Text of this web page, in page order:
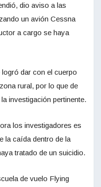
dio aviso a las
un avión Cessna
a cargo se haya
dar con el cuerpo
rural, por lo que de
investigación pertinente.
los investigadores es
la caída dentro de la
tratado de un suicidio.
de vuelo Flying